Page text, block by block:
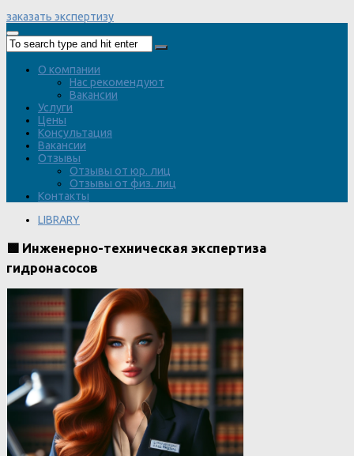
заказать экспертизу
О компании
Нас рекомендуют
Вакансии
Услуги
Цены
Консультация
Вакансии
Отзывы
Отзывы от юр. лиц
Отзывы от физ. лиц
Контакты
LIBRARY
🟩 Инженерно-техническая экспертиза
гидронасосов